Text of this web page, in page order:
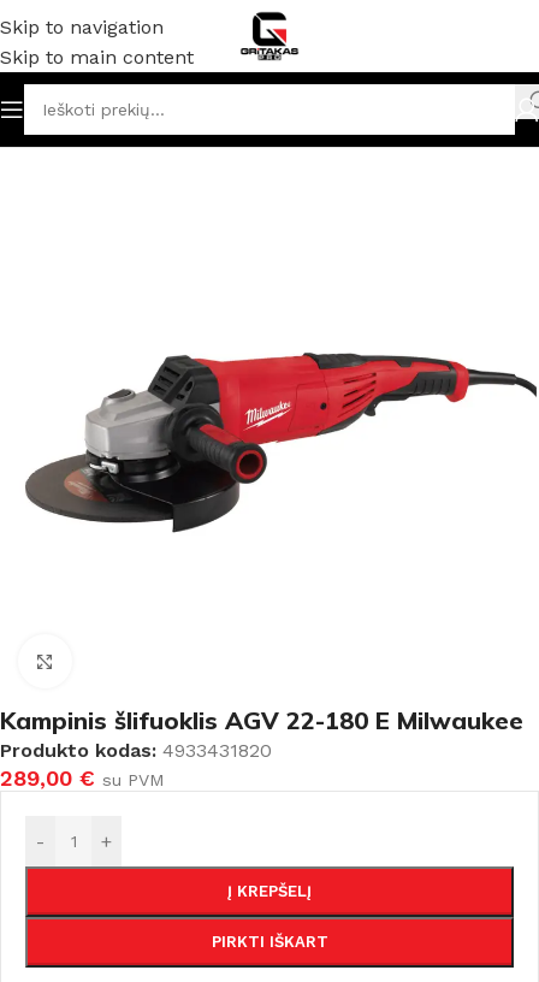
Skip to navigation
Skip to main content
ir elektriniai įrankiai Kampiniai šlifuokliai
Kampinis šlifuoklis AGV 22-180 E Milwaukee
Produkto kodas: 4933431820
289,00 € su PVM
- +
Į KREPŠELĮ
PIRKTI IŠKART